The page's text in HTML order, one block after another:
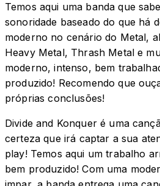
Temos aqui uma banda que
sonoridade baseado do que há
moderno no cenário do Metal,
Heavy Metal, Thrash Metal e
moderno, intenso, bem
produzido! Recomendo que
próprias conclusões!
Divide and Konquer é uma
certeza que irá captar a sua
play! Temos aqui um trabalho
bem produzido! Com uma